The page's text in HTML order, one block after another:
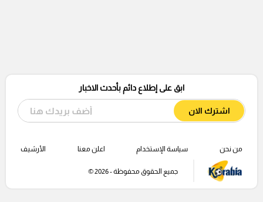
ابق على إطلاع دائم بأحدث الاخبار
اشترك الان
من نحن سياسة الإستخدام اعلن معنا الأرشيف
جميع الحقوق محفوظة - 2026 ©